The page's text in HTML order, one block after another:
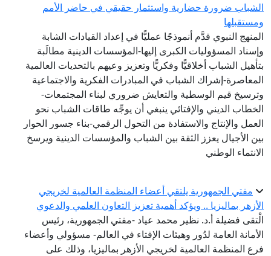
ضرورة حضارية واستثمار حقيقي في حاضر الأمم
النبوي قدَّم أنموذجًا عمليًّا في إعداد القيادات الشابة
المسؤوليات الكبرى إليها-المؤسسات الدينية مطالَبة
الشباب أخلاقيًّا وفكريًّا وتعزيز وعيهم بالتحديات العالمية
إشراك الشباب في المبادرات الفكرية والاجتماعية
قيم الوسطية والتعايش ضروري لبناء المجتمعات-
الديني والإفتائي ينبغي أن يوجِّه طاقات الشباب نحو
والإنتاج والاستفادة من التحول الرقمي-بناء جسور الحوار
الأجيال يعزز الثقة بين الشباب والمؤسسات الدينية ويرسخ
الوطني
مفتي الجمهورية يلتقي أعضاء المنظمة العالمية لخريجي
بماليزيا .. ويؤكد أهمية تعزيز التعاون العلمي والدعوي
فضيلة أ.د. نظير محمد عياد -مفتي الجمهورية، رئيس
العامة لدُور وهيئات الإفتاء في العالم- مسؤولي وأعضاء
المنظمة العالمية لخريجي الأزهر بماليزيا، وذلك على